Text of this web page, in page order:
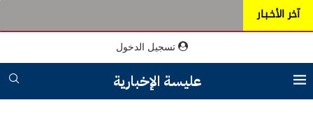
آخر الأخـبـار
تسجيل الدخول
عليسة الإخبارية